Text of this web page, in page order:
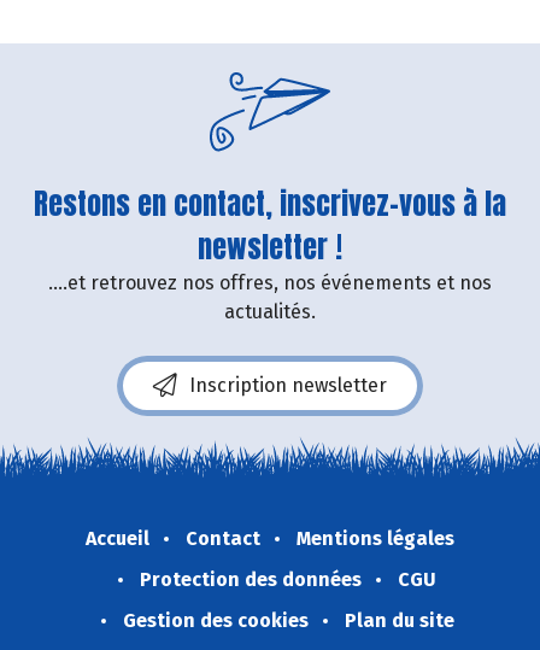
Restons en contact, inscrivez-vous à la
newsletter !
....et retrouvez nos offres, nos événements et nos
actualités.
Inscription newsletter
Accueil Contact
Mentions légales
Protection des données
CGU
Gestion des cookies
Plan du site